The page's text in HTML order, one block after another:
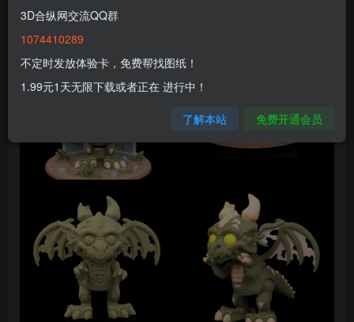
3D合纵网交流QQ群
1074410289
不定时发放体验卡，免费帮找图纸！
1.99元1天无限下载或者正在 进行中！
了解本站 免费开通会员